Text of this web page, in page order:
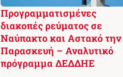
Προγραμματισμένες
διακοπές ρεύματος σε
Ναύπακτο και Αστακό την
Παρασκευή – Αναλυτικό
πρόγραμμα ΔΕΔΔΗΕ